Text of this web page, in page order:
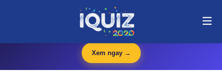
Đề thi Toán lớp 12 Phần 3 | i-quiz.vn@stop article@stop
🛍️
— Văn phòng phẩm, dụng cụ học tập giá tốt
Xem ngay →